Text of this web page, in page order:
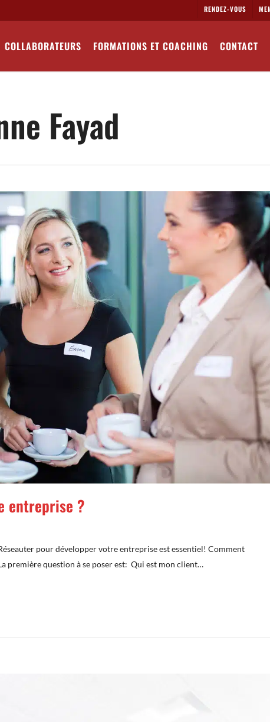
RENDEZ-VOUS
COLLABORATEURS FORMATIONS ET COACHING CONTACT
Fayad
entreprise ?
pour développer votre entreprise est essentiel! Comment
première question à se poser est: Qui est mon client…